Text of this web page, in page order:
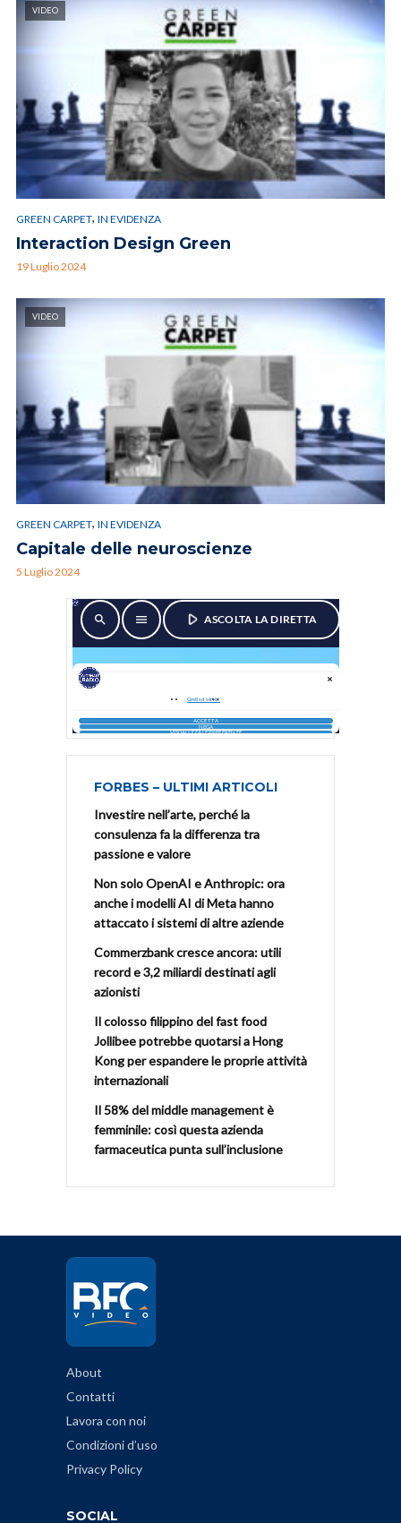
VIDEO
GREEN CARPET, IN EVIDENZA
Interaction Design Green
19 Luglio 2024
VIDEO
GREEN CARPET, IN EVIDENZA
Capitale delle neuroscienze
5 Luglio 2024
FORBES – ULTIMI ARTICOLI
Investire nell’arte, perché la
consulenza fa la differenza tra
passione e valore
Non solo OpenAI e Anthropic: ora
anche i modelli AI di Meta hanno
attaccato i sistemi di altre aziende
Commerzbank cresce ancora: utili
record e 3,2 miliardi destinati agli
azionisti
Il colosso filippino del fast food
Jollibee potrebbe quotarsi a Hong
Kong per espandere le proprie attività
internazionali
Il 58% del middle management è
femminile: così questa azienda
farmaceutica punta sull’inclusione
About
Contatti
Lavora con noi
Condizioni d’uso
Privacy Policy
SOCIAL